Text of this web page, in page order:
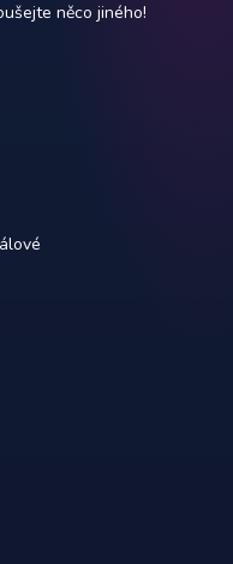
něco jiného!